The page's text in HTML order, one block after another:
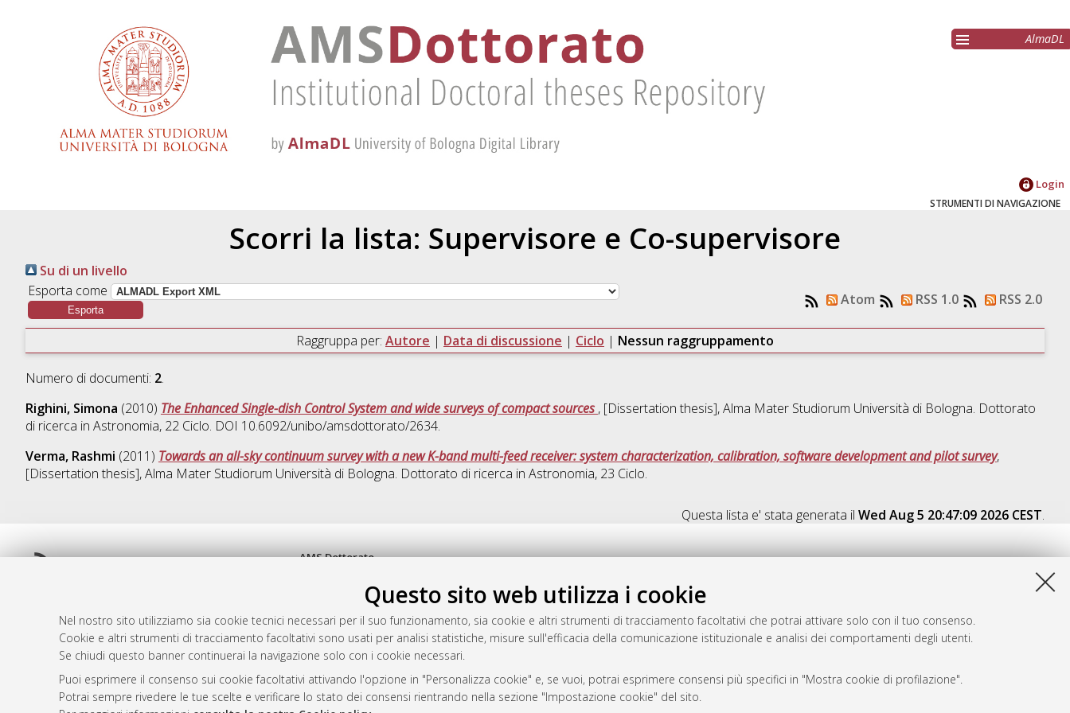
Questo sito web utilizza i cookie
Nel nostro sito utilizziamo sia cookie tecnici necessari per il suo funzionamento, sia cookie e altri strumenti di tracciamento facoltativi che potrai attivare solo con il tuo consenso.
Cookie e altri strumenti di tracciamento facoltativi sono usati per analisi statistiche, misure sull'efficacia della comunicazione istituzionale e analisi dei comportamenti degli utenti.
Se chiudi questo banner continuerai la navigazione solo con i cookie necessari.
Puoi esprimere il consenso sui cookie facoltativi attivando l'opzione in "Personalizza cookie" e, se vuoi, potrai esprimere consensi più specifici in "Mostra cookie di profilazione".
Potrai sempre rivedere le tue scelte e verificare lo stato dei consensi rientrando nella sezione "Impostazione cookie" del sito.
AlmaDL
Login
STRUMENTI DI NAVIGAZIONE
Scorri la lista: Supervisore e Co-supervisore
Su di un livello
Esporta come
Atom RSS 1.0 RSS 2.0
Raggruppa per: Autore | Data di discussione | Ciclo | Nessun raggruppamento
Numero di documenti: 2.
Righini, Simona (2010) The Enhanced Single-dish Control System and wide surveys of compact sources , [Dissertation thesis], Alma Mater Studiorum Università di Bologna. Dottorato
di ricerca in Astronomia, 22 Ciclo. DOI 10.6092/unibo/amsdottorato/2634.
Verma, Rashmi (2011) Towards an all-sky continuum survey with a new K-band multi-feed receiver: system characterization, calibration, software development and pilot survey,
[Dissertation thesis], Alma Mater Studiorum Università di Bologna. Dottorato di ricerca in Astronomia, 23 Ciclo.
Questa lista e' stata generata ilWed Aug 5 20:47:09 2026 CEST.
Atom
Rss 2.0
AMS Dottorato
Servizio implementato e gestito daAlmaDL
Impostazioni Cookie
Informativa sulla privacy
Condizioni d’uso del sito